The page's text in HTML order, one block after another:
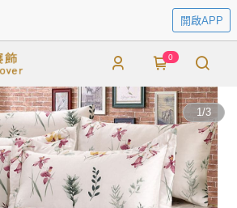
開啟APP
0
1/3